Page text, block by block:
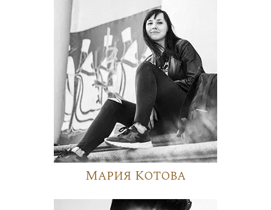
Мария Котова